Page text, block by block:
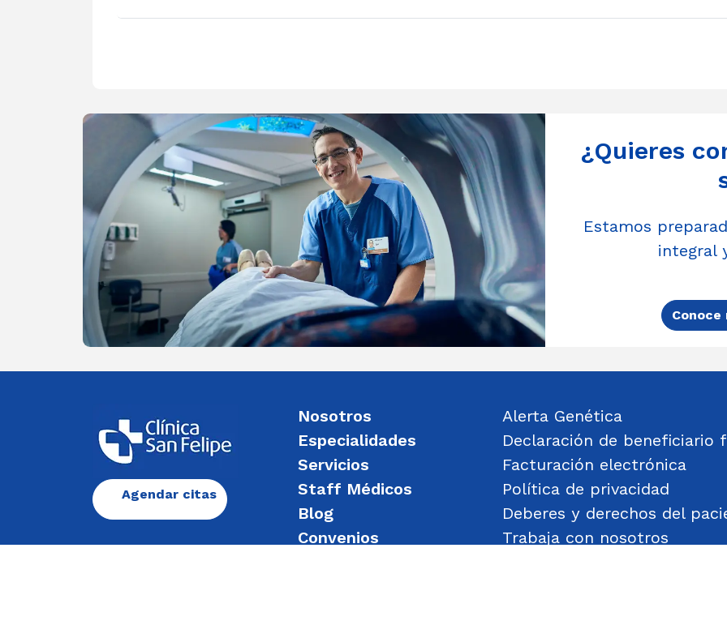
¿Quieres
Estamos
integral
Agendar citas
Nosotros
Especialidades
Servicios
Staff Médicos
Blog
Convenios
Alerta Genética
Declaración de beneficiario
Facturación electrónica
Política de privacidad
Deberes y derechos del
Trabaja con nosotros